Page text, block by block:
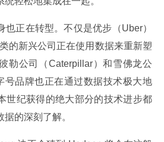
也正在转型。不仅是优步（Uber）
的新兴公司正在使用数据来重新塑
勒公司（Caterpillar）和雪佛龙公
号品牌也正在通过数据技术极大地
世纪获得的绝大部分的技术进步都
的深刻了解。